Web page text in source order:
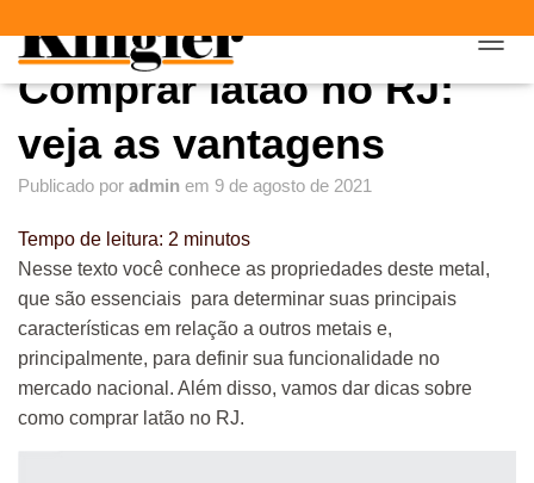
L
Comprar latão no RJ:
veja as vantagens
Publicado por admin em 9 de agosto de 2021
Tempo de leitura: 2 minutos
Nesse texto você conhece as propriedades deste metal,
que são essenciais para determinar suas principais
características em relação a outros metais e,
principalmente, para definir sua funcionalidade no
mercado nacional. Além disso, vamos dar dicas sobre
como comprar latão no RJ.